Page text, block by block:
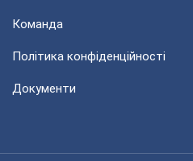
Команда
Політика конфіденційності
Документи